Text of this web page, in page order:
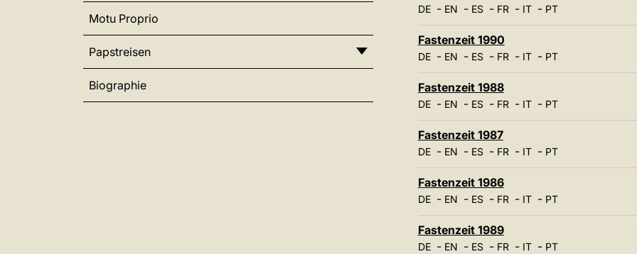
Motu Proprio
Papstreisen
Biographie
DE- EN - ES- FR- IT- PT
Fastenzeit 1990
DE- EN - ES- FR- IT- PT
Fastenzeit 1988
DE- EN - ES- FR- IT- PT
Fastenzeit 1987
DE- EN - ES- FR- IT- PT
Fastenzeit 1986
DE- EN - ES- FR- IT- PT
Fastenzeit 1989
DE- EN - ES- FR- IT- PT